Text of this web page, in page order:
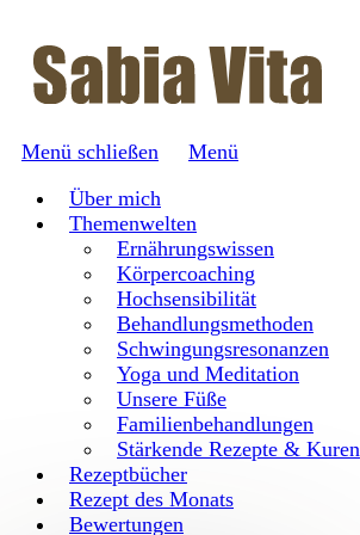
Menü schließen
Menü
Über mich
Themenwelten
Ernährungswissen
Körpercoaching
Hochsensibilität
Behandlungsmethoden
Schwingungsresonanzen
Yoga und Meditation
Unsere Füße
Familienbehandlungen
Stärkende Rezepte & Kuren
Rezeptbücher
Rezept des Monats
Bewertungen